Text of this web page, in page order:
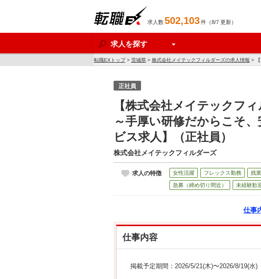
求人数502,103件（8/7 更新）
求人を探す
転職EXトップ> 茨城県 > 株式会社メイテックフィルダーズの求人情報 >
正社員
【株式会社メイテックフ
～手厚い研修だからこそ
ビス求人】（正社員）
株式会社メイテックフィルダーズ
求人の特徴 女性活躍 フレックス勤務 残
急募（締め切り間近） 未経験歓
仕事
仕事内容
掲載予定期間：2026/5/21(木)〜2026/8/19(水)